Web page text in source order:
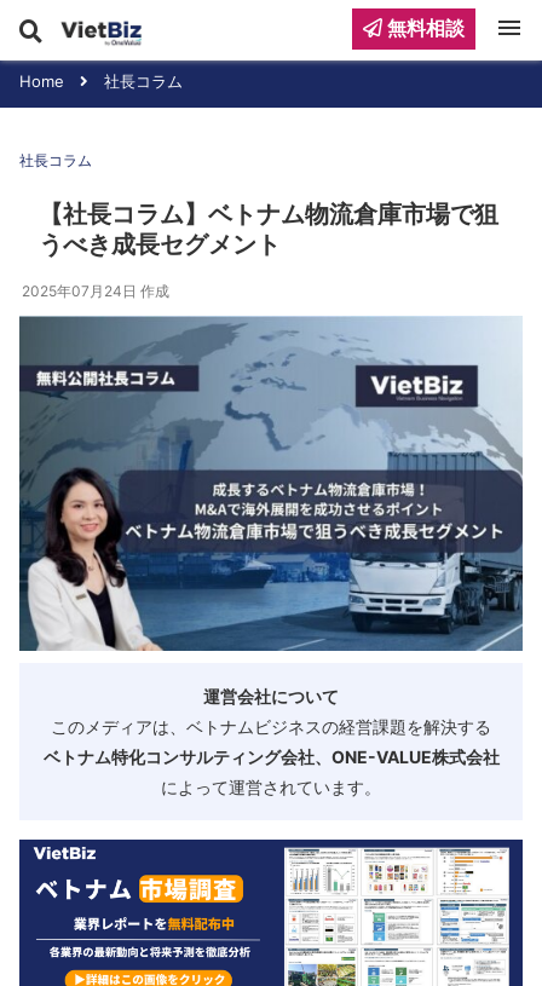
Home 社長コラム
社長コラム
【社長コラム】ベトナム物流倉庫市場で狙
うべき成長セグメント
2025年07月24日 作成
運営会社について
このメディアは、ベトナムビジネスの経営課題を解決する
ベトナム特化コンサルティング会社、ONE-VALUE株式会社
によって運営されています。
無料相談 menu